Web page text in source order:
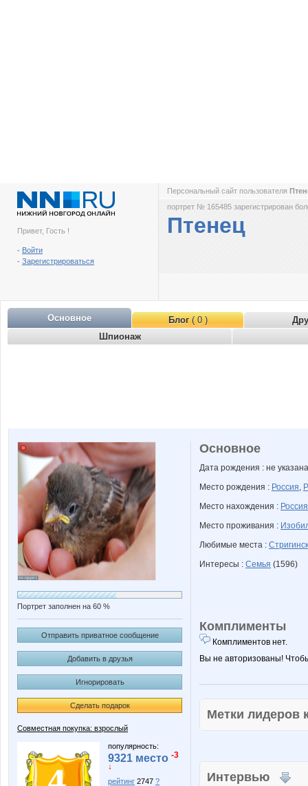
Привет, Гость !
- Войти
- Зарегистрироваться
Персональный сайт пользователя
портрет № 165485 зарегистрирован
Птенец
Основное Блог( 0 )
Шпионаж
Портрет заполнен на 60 %
Отправить приватное сообщение
Добавить в друзья
Игнорировать
Сделать подарок
Совместная покупка: взрослый
популярность:
9321 место -3
↓
рейтинг 2747 ?
Основное
Дата рождения : не указана
Место рождения : Россия,
Место нахождения : Россия
Место проживания :
Любимые места :
Интересы : Семья (1596)
Комплименты
Комплиментов нет.
Вы не авторизованы!
Метки
Интервью